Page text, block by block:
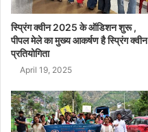
स्प्रिंग क्वीन 2025 के ऑडिशन शुरू ,
पीपल मेले का मुख्य आकर्षण है स्प्रिंग क्वीन
प्रतियोगिता
April 19, 2025